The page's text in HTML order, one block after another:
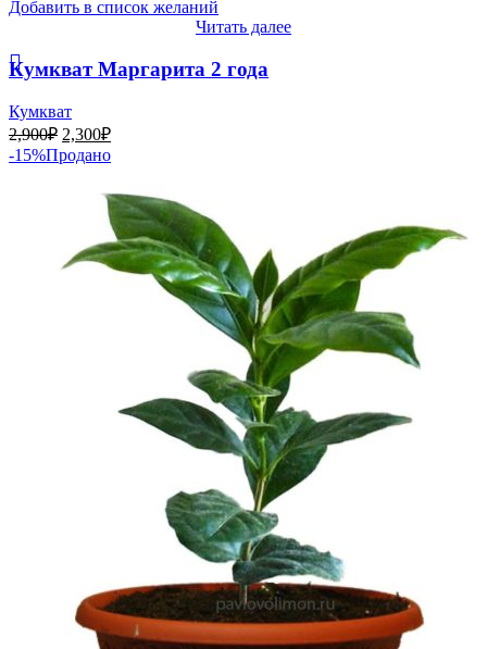
Добавить в список желаний
Читать далее
Кумкват Маргарита 2 года
Кумкват
2,900₽ Первоначальная
цена
составляла
2,900₽.
2,300₽Текущая
-15%Продано